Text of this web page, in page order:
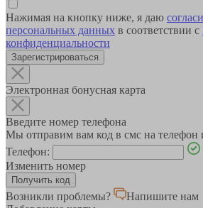
Нажимая на кнопку ниже, я даю
персональных данных в соответствии с
конфиденциальности
Зарегистрироваться
Электронная бонусная карта
Введите номер телефона
Мы отправим вам код в смс на телефон
Телефон:
Изменить номер
Возникли проблемы?
Напишите нам